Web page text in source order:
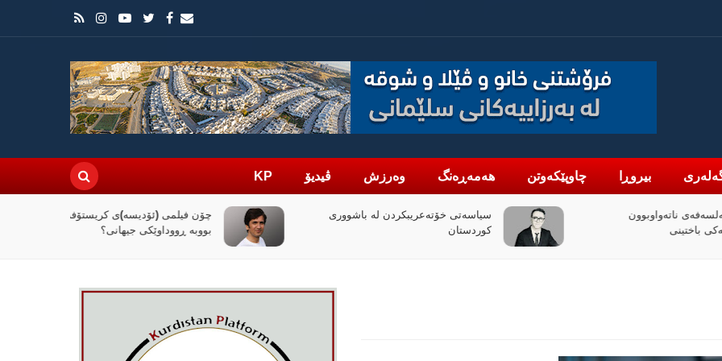
بیروڕا چاوپێکەوتن هەمەڕەنگ وەرزش ڤیدیۆ KP
سیاسەتی خۆتەعریبکردن لە باشووری
کوردستان
چۆن فیلمی (ئۆدیسە)ی کریستۆفەر نۆلان
بووبە ڕووداوێکی جیهانی؟